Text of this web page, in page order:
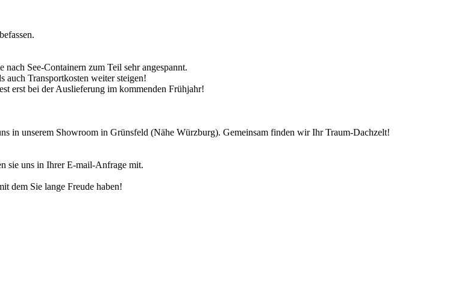
See-Containern zum Teil sehr angespannt.
auch Transportkosten weiter steigen!
erst bei der Auslieferung im kommenden Frühjahr!
in unserem Showroom in Grünsfeld (Nähe Würzburg). Gemeinsam finden wir Ihr Traum-Dachzelt!
sie uns in Ihrer E-mail-Anfrage mit.
dem Sie lange Freude haben!